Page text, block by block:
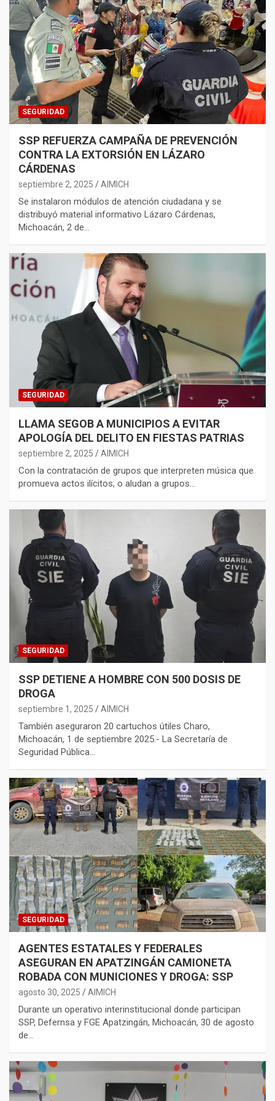
SEGURIDAD
SSP REFUERZA CAMPAÑA DE PREVENCIÓN
CONTRA LA EXTORSIÓN EN LÁZARO
CÁRDENAS
septiembre 2, 2025 AIMICH
Se instalaron módulos de atención ciudadana y se
distribuyó material informativo Lázaro Cárdenas,
Michoacán, 2 de…
SEGURIDAD
LLAMA SEGOB A MUNICIPIOS A EVITAR
APOLOGÍA DEL DELITO EN FIESTAS PATRIAS
septiembre 2, 2025 AIMICH
Con la contratación de grupos que interpreten música que
promueva actos ilícitos, o aludan a grupos…
SEGURIDAD
SSP DETIENE A HOMBRE CON 500 DOSIS DE
DROGA
septiembre 1, 2025 AIMICH
También aseguraron 20 cartuchos útiles Charo,
Michoacán, 1 de septiembre 2025.- La Secretaría de
Seguridad Pública…
SEGURIDAD
AGENTES ESTATALES Y FEDERALES
ASEGURAN EN APATZINGÁN CAMIONETA
ROBADA CON MUNICIONES Y DROGA: SSP
agosto 30, 2025 AIMICH
Durante un operativo interinstitucional donde participan
SSP, Defernsa y FGE Apatzingán, Michoacán, 30 de agosto
de…